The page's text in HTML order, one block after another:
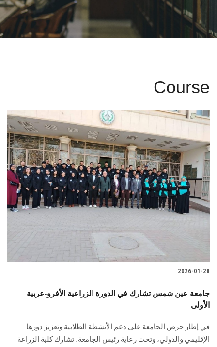
الشئون الأكاديمية
البحث العلمي
الأنظمة الذكية
الإعلام
تواصل معنا
الطلاب
الزائـرون
Course
2026-01-28
جامعة عين شمس تشارك في الدورة الزراعية الأفرو-عربية
الأولى
في إطار حرص الجامعة على دعم الأنشطة الطلابية وتعزيز دورها
الإقليمي والدولي، وتحت رعاية رئيس الجامعة، تشارك كلية الزراعة